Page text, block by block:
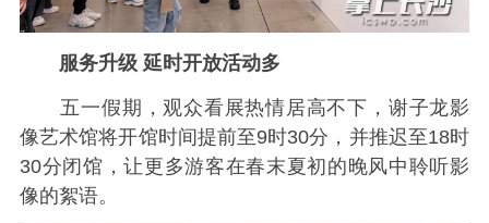
服务升级 延时开放活动多
五一假期，观众看展热情居高不下，谢子龙影
像艺术馆将开馆时间提前至9时30分，并推迟至18时
30分闭馆，让更多游客在春末夏初的晚风中聆听影
像的絮语。